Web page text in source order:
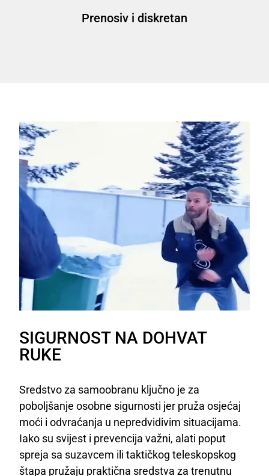
Prenosiv i diskretan
SIGURNOST NA DOHVAT
RUKE
Sredstvo za samoobranu ključno je za
poboljšanje osobne sigurnosti jer pruža osjećaj
moći i odvraćanja u nepredvidivim situacijama.
Iako su svijest i prevencija važni, alati poput
spreja sa suzavcem ili taktičkog teleskopskog
štapa pružaju praktična sredstva za trenutnu